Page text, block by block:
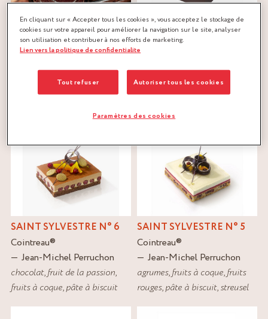
BÛCHE CHOCOLAT
COINTREAU
Aurélien Trottier
agrumes,chocolat,pâte à
SAINT SYLVESTRE N° 8
Cointreau
chocolat,mangue,menthe
SAINT SYLVESTRE N° 6
Cointreau®
Jean-Michel Perruchon
chocolat,fruit de la passion,
fruits à coque,pâte à biscuit
SAINT SYLVESTRE N° 5
Cointreau®
Jean-Michel Perruchon
agrumes,fruits à coque,fruits
rouges,pâte à biscuit,streusel
En cliquant sur « Accepter tous les cookies », vous acceptez le stockage de
cookies sur votre appareil pour améliorer la navigation sur le site, analyser
son utilisation et contribuer à nos efforts de marketing.
Lien vers la politique de confidentialite
Tout refuser Autoriser tous les cookies
Paramètres des cookies